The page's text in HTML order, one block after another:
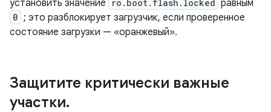
установить значение
ro.boot.flash.locked равным
0 ; это разблокирует загрузчик, если проверенное
состояние загрузки — «оранжевый».
Защитите критически важные
участки.